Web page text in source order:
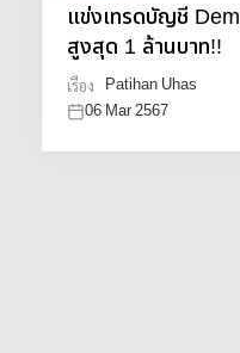
แข่งเทรดบัญชี
สูงสุด 1 ล้านบาท!!
เรื่อง
Patihan Uhas
06 Mar 2567